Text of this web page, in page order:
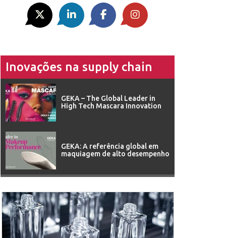
Inovações na supply chain
GEKA – The Global Leader in
High Tech Mascara Innovation
GEKA: A referência global em
maquiagem de alto desempenho